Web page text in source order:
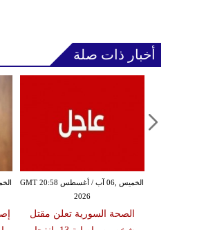
أخبار ذات صلة
الخميس ,06 آب / أغسطس GMT 20:58
2026
الصحة السورية تعلن مقتل